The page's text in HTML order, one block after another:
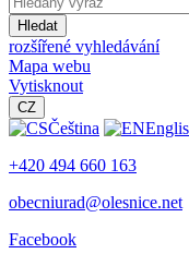
Hledat
rozšířené vyhledávání
Mapa webu
Vytisknout
CZ
Čeština
+420 494 660 163
obecniurad@olesnice.net
Facebook